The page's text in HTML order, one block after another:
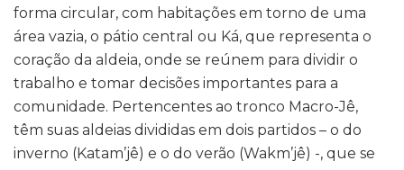
forma circular, com habitações em torno de uma
área vazia, o pátio central ou Ká, que representa o
coração da aldeia, onde se reúnem para dividir o
trabalho e tomar decisões importantes para a
comunidade. Pertencentes ao tronco Macro-Jê,
têm suas aldeias divididas em dois partidos – o do
inverno (Katam’jê) e o do verão (Wakm’jê) -, que se